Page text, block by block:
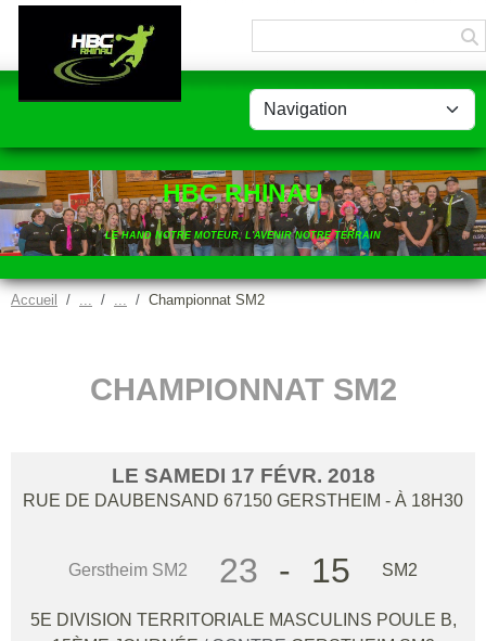
HBC RHINAU
LE HAND NOTRE MOTEUR, L'AVENIR NOTRE TERRAIN
Accueil Championnat SM2
CHAMPIONNAT SM2
LE SAMEDI 17 FÉVR. 2018
RUE DE DAUBENSAND 67150 GERSTHEIM - À 18H30
Gerstheim SM2 23 - 15 SM2
5E DIVISION TERRITORIALE MASCULINS POULE B,